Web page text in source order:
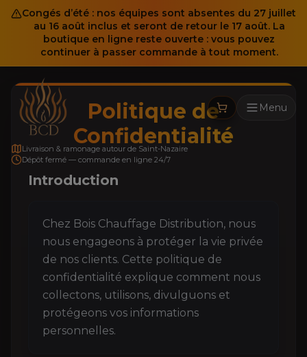
Politique de
Confidentialité
Introduction
Chez Bois Chauffage Distribution, nous
nous engageons à protéger la vie privée
de nos clients. Cette politique de
confidentialité explique comment nous
collectons, utilisons, divulguons et
protégeons vos informations
personnelles.
Congés d’été : nos équipes sont absentes du 27 juillet
au 16 août inclus et seront de retour le 17 août. La
boutique en ligne reste ouverte : vous pouvez
continuer à passer commande à tout moment.
Menu
Livraison & ramonage autour de Saint-Nazaire
Dépôt fermé — commande en ligne 24/7